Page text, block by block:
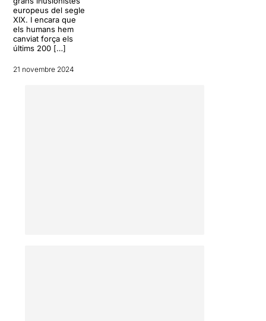
europeus del segle
XIX. I encara que
els humans hem
canviat força els
últims 200 […]
21 novembre 2024